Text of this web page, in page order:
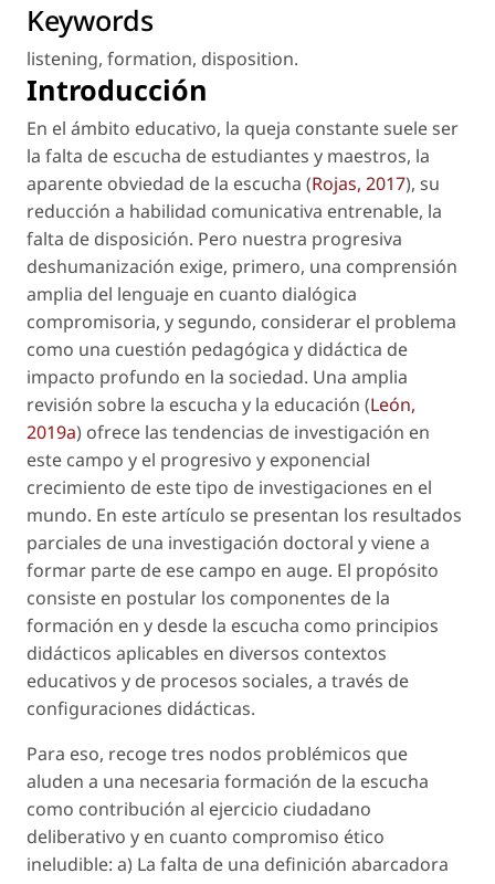
Keywords
listening, formation, disposition.
Introducción
En el ámbito educativo, la queja constante suele ser
la falta de escucha de estudiantes y maestros, la
aparente obviedad de la escucha (Rojas, 2017), su
reducción a habilidad comunicativa entrenable, la
falta de disposición. Pero nuestra progresiva
deshumanización exige, primero, una comprensión
amplia del lenguaje en cuanto dialógica
compromisoria, y segundo, considerar el problema
como una cuestión pedagógica y didáctica de
impacto profundo en la sociedad. Una amplia
revisión sobre la escucha y la educación (León,
2019a) ofrece las tendencias de investigación en
este campo y el progresivo y exponencial
crecimiento de este tipo de investigaciones en el
mundo. En este artículo se presentan los resultados
parciales de una investigación doctoral y viene a
formar parte de ese campo en auge. El propósito
consiste en postular los componentes de la
formación en y desde la escucha como principios
didácticos aplicables en diversos contextos
educativos y de procesos sociales, a través de
configuraciones didácticas.
Para eso, recoge tres nodos problémicos que
aluden a una necesaria formación de la escucha
como contribución al ejercicio ciudadano
deliberativo y en cuanto compromiso ético
ineludible: a) La falta de una definición abarcadora